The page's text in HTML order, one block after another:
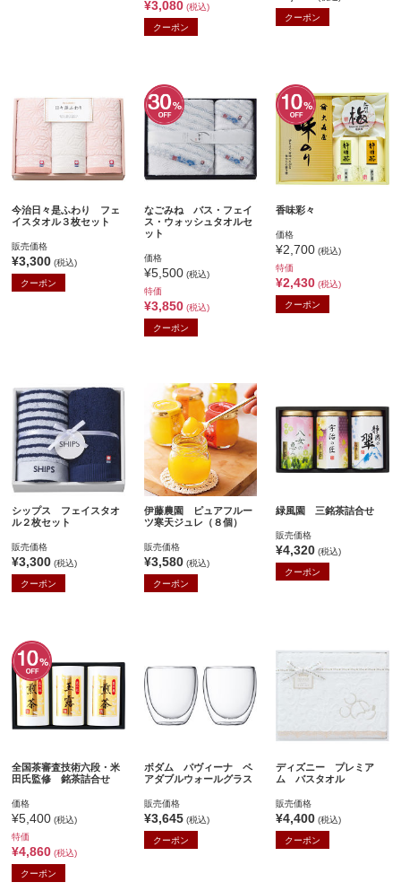
¥3,080(税込)
クーポン
クーポン
今治日々是ふわり フェ
イスタオル３枚セット
販売価格
¥3,300 (税込)
クーポン
なごみね バス・フェイ
ス・ウォッシュタオルセ
ット
価格
¥5,500(税込)
特価
¥3,850(税込)
クーポン
香味彩々
価格
¥2,700 (税込)
特価
¥2,430 (税込)
クーポン
シップス フェイスタオ
ル２枚セット
販売価格
¥3,300 (税込)
クーポン
伊藤農園 ピュアフルー
ツ寒天ジュレ（８個）
販売価格
¥3,580(税込)
クーポン
緑風園 三銘茶詰合せ
販売価格
¥4,320 (税込)
クーポン
全国茶審査技術六段・米
田氏監修 銘茶詰合せ
価格
¥5,400 (税込)
特価
¥4,860 (税込)
クーポン
ボダム パヴィーナ ペ
アダブルウォールグラス
販売価格
¥3,645(税込)
クーポン
ディズニー プレミア
ム バスタオル
販売価格
¥4,400 (税込)
クーポン